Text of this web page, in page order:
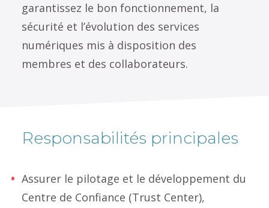
garantissez le bon fonctionnement, la
sécurité et l’évolution des services
numériques mis à disposition des
membres et des collaborateurs.
Responsabilités principales
Assurer le pilotage et le développement du
Centre de Confiance (Trust Center),